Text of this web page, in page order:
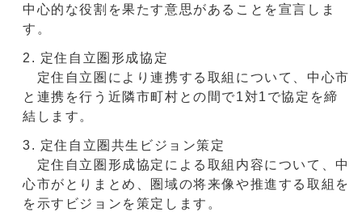
中心的な役割を果たす意思があることを宣言しま
す。
定住自立圏形成協定
定住自立圏により連携する取組について、中心市
と連携を行う近隣市町村との間で1対1で協定を締
結します。
定住自立圏共生ビジョン策定
定住自立圏形成協定による取組内容について、中
心市がとりまとめ、圏域の将来像や推進する取組を
を示すビジョンを策定します。